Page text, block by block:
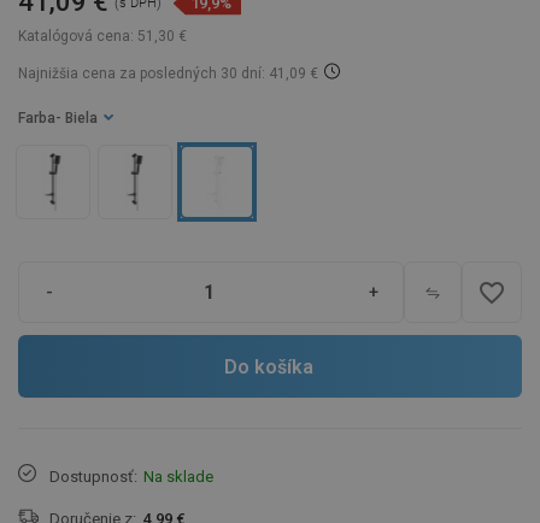
Katalógová cena: 51,30 €
(s DPH)
Najnižšia cena za posledných 30 dní: 41,09 €
Farba - Biela
- + favorite_border
Do košíka
Dostupnosť: Na sklade
Doručenie z: 4.99 €